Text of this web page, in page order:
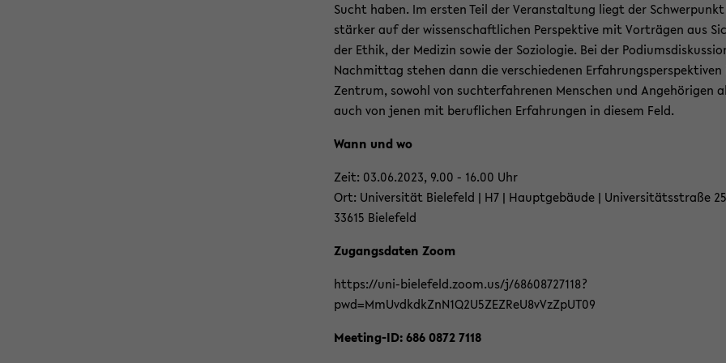
Sucht haben. Im ers­ten Teil der Ver­an­stal­tung liegt der Schwer­punkt
stär­ker auf der wis­sen­schaft­li­chen Per­spek­ti­ve mit Vor­trä­gen aus
der Ethik, der Me­di­zin sowie der So­zio­lo­gie. Bei der
Nach­mit­tag ste­hen dann die ver­schie­de­nen Er­fah­rungs­per­spek­ti­ven
Zen­trum, so­wohl von suchter­fah­re­nen Men­schen und An­ge­hö­ri­gen
auch von jenen mit be­ruf­li­chen Er­fah­run­gen in die­sem Feld.
Wann und wo
Zeit: 03.06.2023, 9.00 - 16.00 Uhr
Ort: Uni­ver­si­tät Bie­le­feld | H7 | Haupt­ge­bäu­de | Uni­ver­si­täts­stra­ße
33615 Bie­le­feld
Zu­gangs­da­ten Zoom
https://uni-​bielefeld.zoom.us/j/68608727118?
pwd=MmUvdkdkZnN1Q2U5ZEZReU8vVzZpUT09
Meeting-​ID: 686 0872 7118